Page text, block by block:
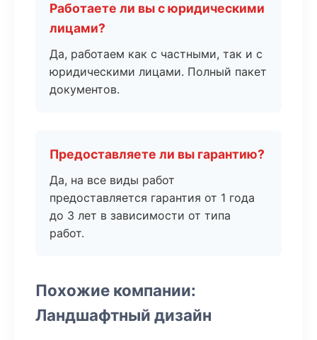
Работаете ли вы с юридическими
лицами?
Да, работаем как с частными, так и с
юридическими лицами. Полный пакет
документов.
Предоставляете ли вы гарантию?
Да, на все виды работ
предоставляется гарантия от 1 года
до 3 лет в зависимости от типа
работ.
Похожие компании:
Ландшафтный дизайн